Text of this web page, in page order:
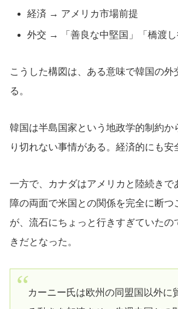
経済 → アメリカ市場前提
外交 → 「善良な中堅国」「橋渡し
こうした構図は、ある意味で韓国の外
る。
韓国は半島国家という地政学的制約か
り切れない事情がある。経済的にも安
一方で、カナダはアメリカと陸続きで
障の両面で米国との関係を完全に断つ
が、流石にちょっと行きすぎていたの
きだとなった。
カーニー氏は欧州の同盟国以外に